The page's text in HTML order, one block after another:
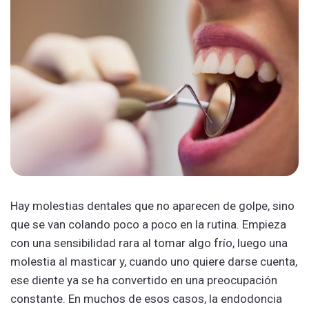
Hay molestias dentales que no aparecen de golpe, sino
que se van colando poco a poco en la rutina. Empieza
con una sensibilidad rara al tomar algo frío, luego una
molestia al masticar y, cuando uno quiere darse cuenta,
ese diente ya se ha convertido en una preocupación
constante. En muchos de esos casos, la endodoncia